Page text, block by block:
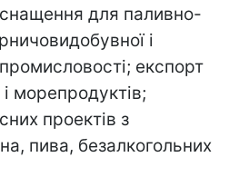
для паливно-
і
експорт
морепродуктів;
проектів з
пива, безалкогольних